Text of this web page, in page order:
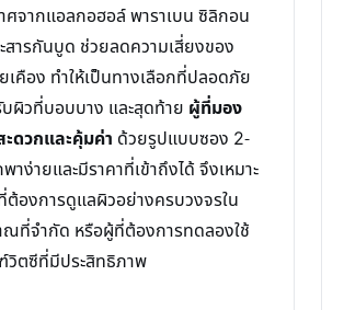
ศจากแอลกอฮอล์ พาราเบน ซิลิกอน
สารกันบูด ช่วยลดความเสี่ยงของ
เคือง ทำให้เป็นทางเลือกที่ปลอดภัย
บผิวที่บอบบาง และสุดท้าย ผู้ที่มอง
ะดวกและคุ้มค่า ด้วยรูปแบบซอง 2-
าง่ายและมีราคาที่เข้าถึงได้ จึงเหมาะ
ต้องการดูแลผิวอย่างครบวงจรใน
ณที่จำกัด หรือผู้ที่ต้องการทดลองใช้
ตซีที่มีประสิทธิภาพ